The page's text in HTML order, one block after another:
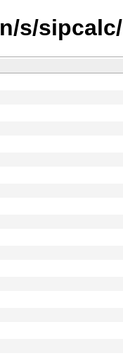
s/sipcalc/